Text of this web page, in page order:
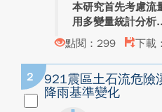
本研究首先考慮流
用多變量統計分析
點閱：299
下載
2
921震區土石流危險
降雨基準變化